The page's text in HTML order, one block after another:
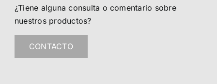
¿Tiene alguna consulta o comentario sobre
nuestros productos?
CONTACTO